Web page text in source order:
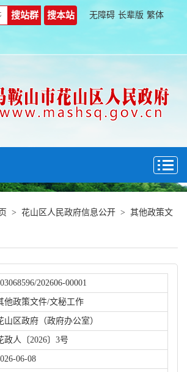
无障碍 长辈版 繁体
> 花山区人民政府信息公开 > 其他政策文
202606-00001
他政策文件/文秘工作
山区政府（政府办公室）
政人〔2026〕3号
06-08